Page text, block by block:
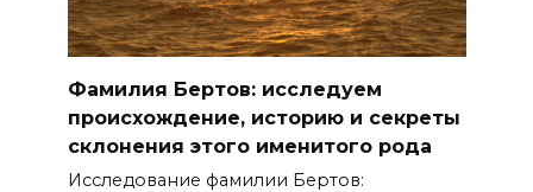
Фамилия Бертов: исследуем
происхождение, историю и секреты
склонения этого именитого рода
Исследование фамилии Бертов: